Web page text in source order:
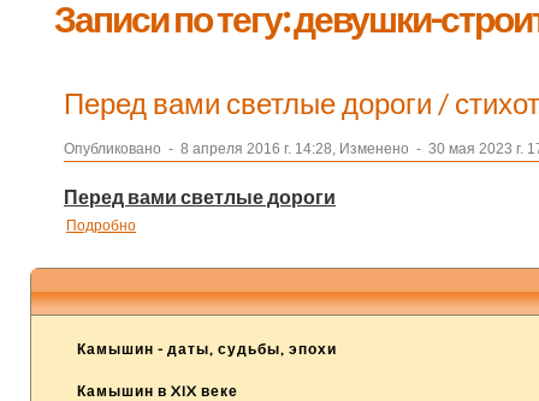
Записи по тегу: девушки-
Перед вами светлые дороги /
Опубликовано - 8 апреля 2016 г. 14:28, Изменено - 30 мая 2023 г.
Перед вами светлые дороги
Подробно
Камышин - даты, судьбы, эпохи
Камышин в XIX веке